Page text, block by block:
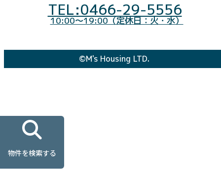
TEL:0466-29-5556
10:00～19:00（定休日：火・水）
©M's Housing LTD.
物件を検索する